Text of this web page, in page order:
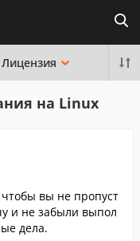
Лицензия
на Linux
чтобы вы не пропуст
и не забыли выпол
дела.